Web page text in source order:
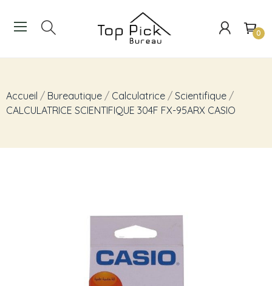
0
Accueil Bureautique Calculatrice
Scientifique
CALCULATRICE SCIENTIFIQUE 304F FX-95ARX CASIO